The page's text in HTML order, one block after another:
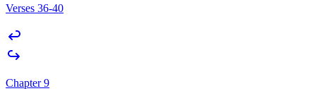
Verses 36-40
Chapter 9